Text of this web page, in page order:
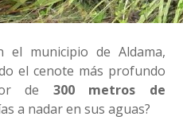
el municipio de Aldama,
el cenote más profundo
de 300 metros de
a nadar en sus aguas?